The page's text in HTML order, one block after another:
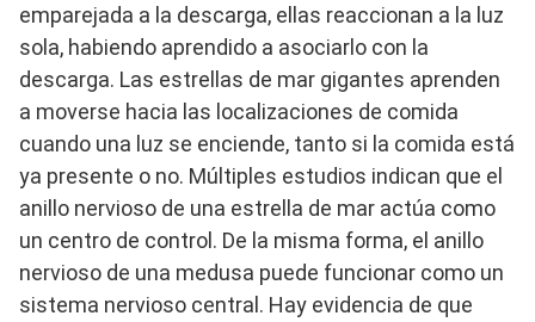
emparejada a la descarga, ellas reaccionan a la luz
sola, habiendo aprendido a asociarlo con la
descarga. Las estrellas de mar gigantes aprenden
a moverse hacia las localizaciones de comida
cuando una luz se enciende, tanto si la comida está
ya presente o no. Múltiples estudios indican que el
anillo nervioso de una estrella de mar actúa como
un centro de control. De la misma forma, el anillo
nervioso de una medusa puede funcionar como un
sistema nervioso central. Hay evidencia de que